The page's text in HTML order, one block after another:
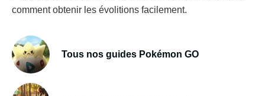
comment obtenir les évolitions facilement.
Tous nos guides Pokémon GO